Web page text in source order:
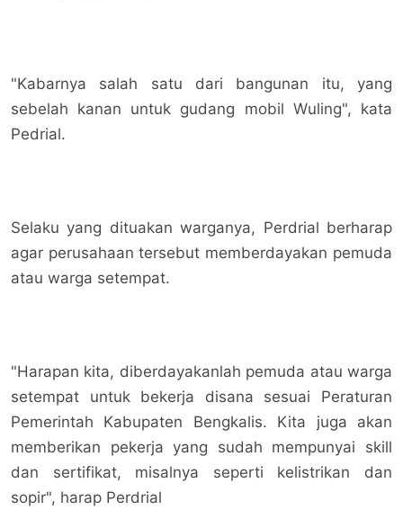
"Kabarnya salah satu dari bangunan itu, yang
sebelah kanan untuk gudang mobil Wuling", kata
Pedrial.
Selaku yang dituakan warganya, Perdrial berharap
agar perusahaan tersebut memberdayakan pemuda
atau warga setempat.
"Harapan kita, diberdayakanlah pemuda atau warga
setempat untuk bekerja disana sesuai Peraturan
Pemerintah Kabupaten Bengkalis. Kita juga akan
memberikan pekerja yang sudah mempunyai skill
dan sertifikat, misalnya seperti kelistrikan dan
sopir", harap Perdrial